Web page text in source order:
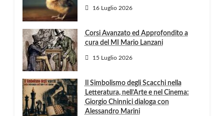
16 Luglio 2026
Corsi Avanzato ed Approfondito a
cura del MI Mario Lanzani
15 Luglio 2026
Il Simbolismo degli Scacchi nella
Letteratura, nell’Arte e nel Cinema:
Giorgio Chinnici dialoga con
Alessandro Marini